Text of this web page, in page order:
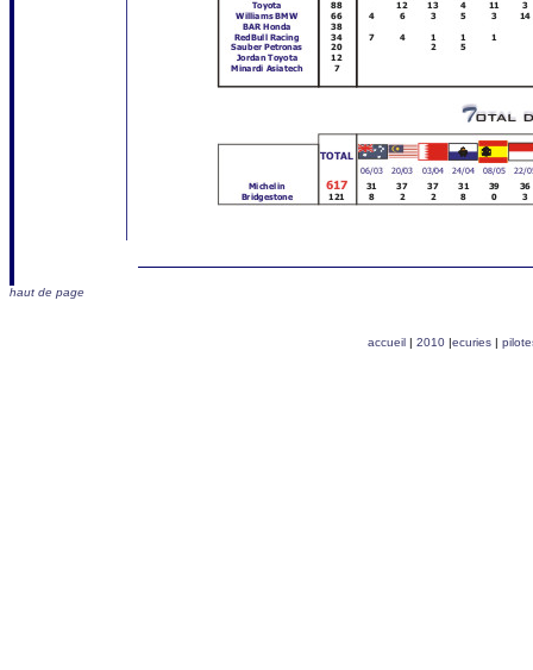
haut de page
accueil| 2010 |ecuries|